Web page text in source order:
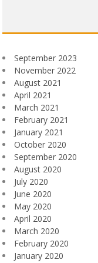
September 2023
November 2022
August 2021
April 2021
March 2021
February 2021
January 2021
October 2020
September 2020
August 2020
July 2020
June 2020
May 2020
April 2020
March 2020
February 2020
January 2020